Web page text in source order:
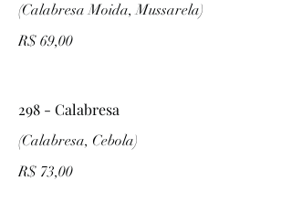
(Calabresa Moida, Mussarela)
R$ 69,00
298 - Calabresa
(Calabresa, Cebola)
R$ 73,00